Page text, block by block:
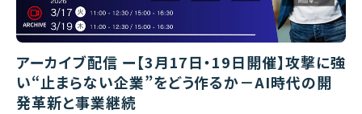
アーカイブ配信 ー【3月17日・19日開催】攻撃に強
い“止まらない企業”をどう作るか－AI時代の開
発革新と事業継続